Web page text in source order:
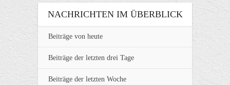
NACHRICHTEN IM ÜBERBLICK
Beiträge von heute
Beiträge der letzten drei Tage
Beiträge der letzten Woche